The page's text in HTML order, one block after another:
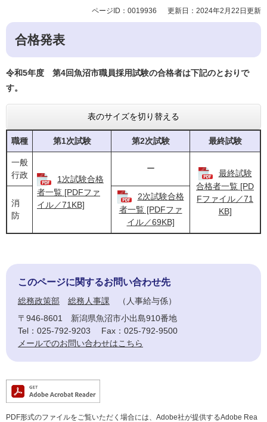
ページID：0019936 更新日：2024年2月22日更新
合格発表
令和5年度 第4回魚沼市職員採用試験の合格者は下記のとおりで
す。
表のサイズを切り替える
職種 第1次試験 第2次試験 最終試験
一般
行政
1次試験合格
者一覧 [PDFファ
イル／71KB]
ー
最終試験
合格者一覧 [PD
Fファイル／71
KB]
消
防
2次試験合格
者一覧 [PDFファ
イル／69KB]
このページに関するお問い合わせ先
総務政策部 総務人事課
人事給与係
〒946-8601
新潟県魚沼市小出島910番地
Tel：025-792-9203
Fax：025-792-9500
メールでのお問い合わせはこちら
PDF形式のファイルをご覧いただく場合には、Adobe社が提供するAdobe Rea